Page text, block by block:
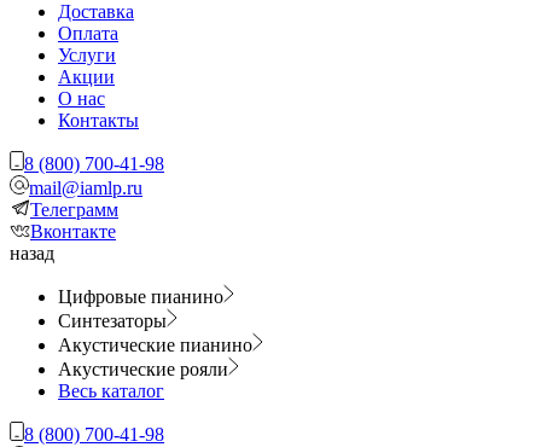
Доставка
Оплата
Услуги
Акции
О нас
Контакты
8 (800) 700-41-98
mail@iamlp.ru
Телеграмм
Вконтакте
назад
Цифровые пианино
Синтезаторы
Акустические пианино
Акустические рояли
Весь каталог
8 (800) 700-41-98